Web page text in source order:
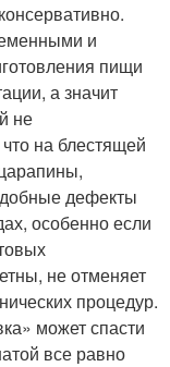
и
пищи
а значит
не
на блестящей
дефекты
особенно если
не отменяет
процедур.
может спасти
все равно